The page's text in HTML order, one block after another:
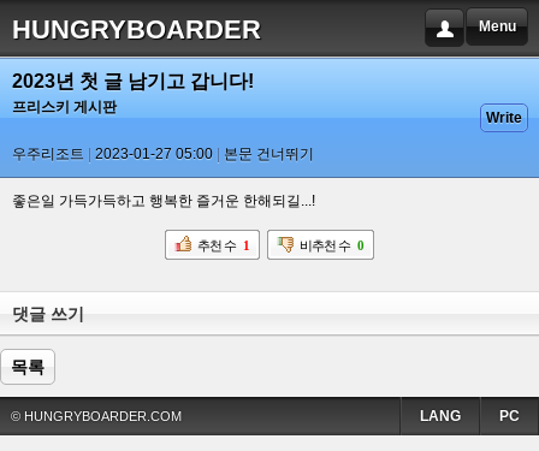
HUNGRYBOARDER Menu
2023년 첫 글 남기고 갑니다!
프리스키 게시판
우주리조트 2023-01-27 05:00 본문 건너뛰기
Write
좋은일 가득가득하고 행복한 즐거운 한해되길...!
추천 수 1 비추천 수 0
댓글 쓰기
목록
© HUNGRYBOARDER.COM PC
LANG